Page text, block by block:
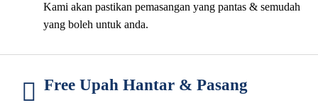
Kami akan pastikan pemasangan yang pantas & semudah
yang boleh untuk anda.
Free Upah Hantar & Pasang